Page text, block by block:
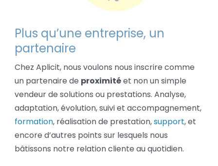
Plus qu’une entreprise, un
partenaire
Chez Aplicit, nous voulons nous inscrire comme
un partenaire de proximitéet non un simple
vendeur de solutions ou prestations. Analyse,
adaptation, évolution, suivi et accompagnement,
formation, réalisation de prestation,support, et
encore d’autres points sur lesquels nous
bâtissons notre relation cliente au quotidien.